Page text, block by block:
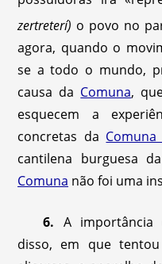
zertreterí) o povo no
agora, quando o
se a todo o mundo,
causa da Comuna,
esquecem a
concretas da
cantilena burguesa
Comuna não foi uma
6. A importância
disso, em que